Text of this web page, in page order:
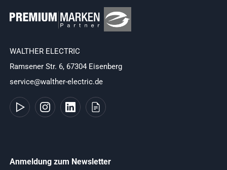
WALTHER ELECTRIC
Ramsener Str. 6, 67304 Eisenberg
service@walther-electric.de
Anmeldung zum Newsletter